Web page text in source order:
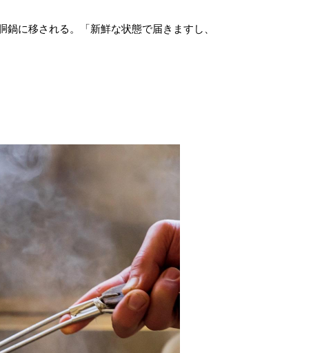
に移される。「新鮮な状態で届きますし、